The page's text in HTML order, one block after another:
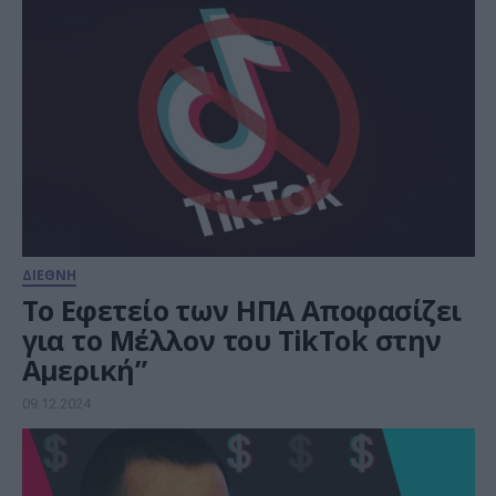
ΔΙΕΘΝΗ
Το Εφετείο των ΗΠΑ Αποφασίζει
για το Μέλλον του TikTok στην
Αμερική”
09.12.2024